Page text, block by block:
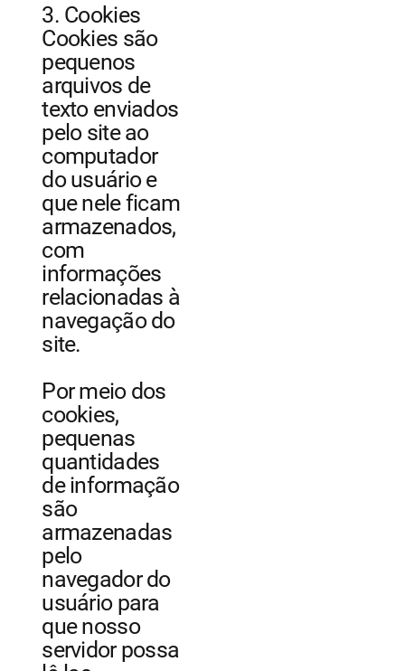
3. Cookies
Cookies são
pequenos
arquivos de
texto enviados
pelo site ao
computador
do usuário e
que nele ficam
armazenados,
com
informações
relacionadas à
navegação do
site.
Por meio dos
cookies,
pequenas
quantidades
de informação
são
armazenadas
pelo
navegador do
usuário para
que nosso
servidor possa